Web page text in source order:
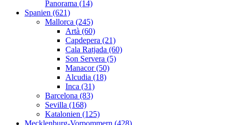
Panorama (14)
Spanien (621)
Mallorca (245)
Artà (60)
Capdepera (21)
Cala Ratjada (60)
Son Servera (5)
Manacor (50)
Alcudia (18)
Inca (31)
Barcelona (83)
Sevilla (168)
Katalonien (125)
Mecklenburg-Vorpommern (428)